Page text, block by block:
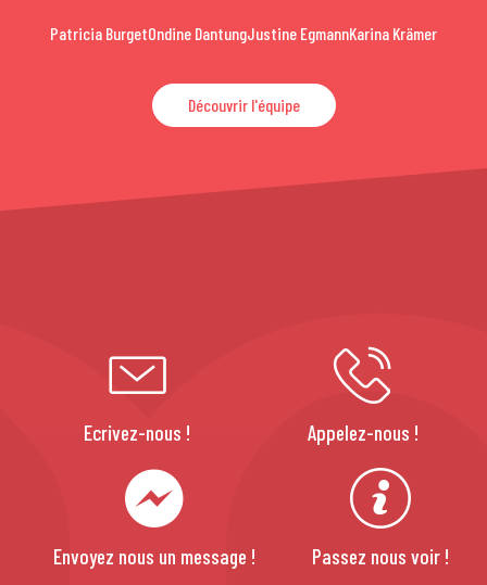
Patricia BurgetOndine DantungJustine EgmannKarina Krämer
Découvrir l'équipe
Ecrivez-nous ! Appelez-nous !
Envoyez nous un message ! Passez nous voir !